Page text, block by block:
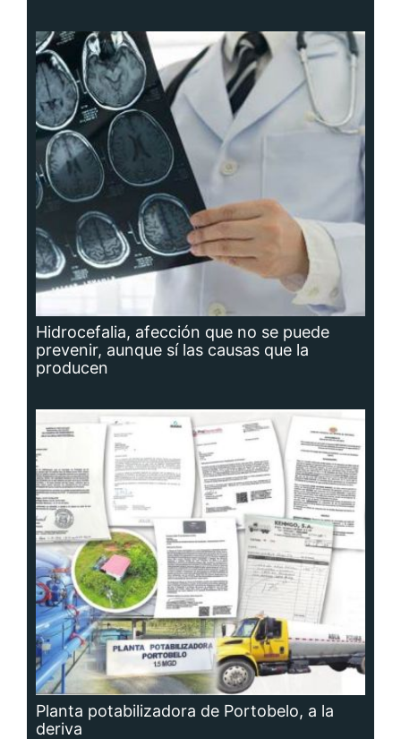
Hidrocefalia, afección que no se puede
prevenir, aunque sí las causas que la
producen
Planta potabilizadora de Portobelo, a la
deriva